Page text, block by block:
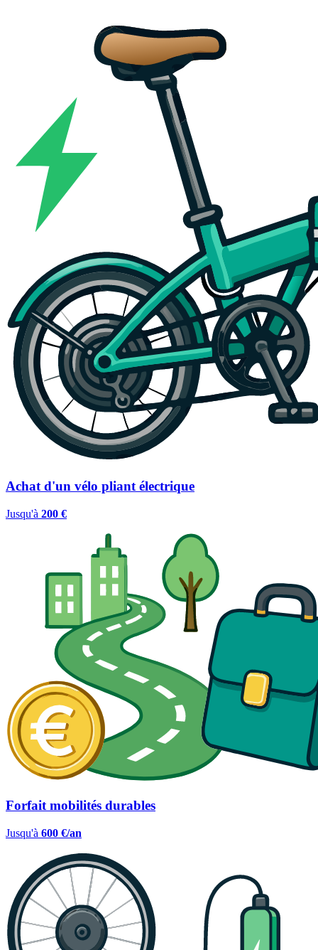
Achat d'un vélo pliant électrique
Jusqu'à 200 €
Forfait mobilités durables
Jusqu'à 600 €/an